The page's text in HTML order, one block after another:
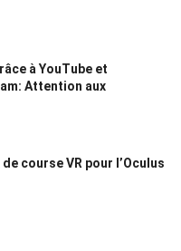
à YouTube et
Attention aux
course VR pour l’Oculus